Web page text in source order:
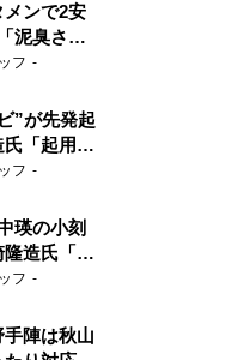
メンで2安
泥臭さを
ツには少
フ
”が先発起
「起用が
フ
瑛の小刻
造氏「確
」
フ
陣は秋山